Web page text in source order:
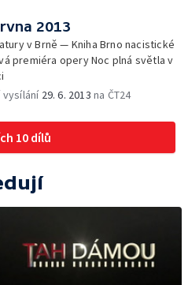
2013
v Brně — Kniha Brno nacistické
premiéra opery Noc plná světla v
vysílání 29. 6. 2013 na ČT24
10 dílů